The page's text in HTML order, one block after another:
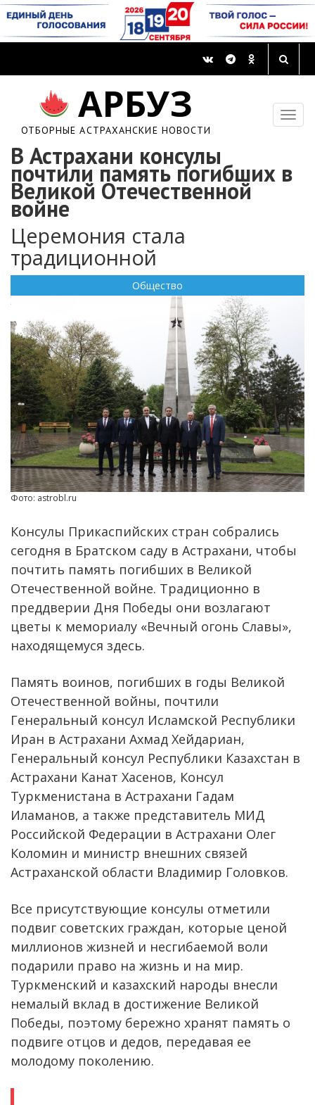
АРБУЗ
ОТБОРНЫЕ АСТРАХАНСКИЕ НОВОСТИ
В Астрахани консулы
почтили память погибших в
Великой Отечественной
войне
Церемония стала
традиционной
Общество
Фото: astrobl.ru
Консулы Прикаспийских стран собрались
сегодня в Братском саду в Астрахани, чтобы
почтить память погибших в Великой
Отечественной войне. Традиционно в
преддверии Дня Победы они возлагают
цветы к мемориалу «Вечный огонь Славы»,
находящемуся здесь.
Память воинов, погибших в годы Великой
Отечественной войны, почтили
Генеральный консул Исламской Республики
Иран в Астрахани Ахмад Хейдариан,
Генеральный консул Республики Казахстан в
Астрахани Канат Хасенов, Консул
Туркменистана в Астрахани Гадам
Иламанов, а также представитель МИД
Российской Федерации в Астрахани Олег
Коломин и министр внешних связей
Астраханской области Владимир Головков.
Все присутствующие консулы отметили
подвиг советских граждан, которые ценой
миллионов жизней и несгибаемой воли
подарили право на жизнь и на мир.
Туркменский и казахский народы внесли
немалый вклад в достижение Великой
Победы, поэтому бережно хранят память о
подвиге отцов и дедов, передавая ее
молодому поколению.